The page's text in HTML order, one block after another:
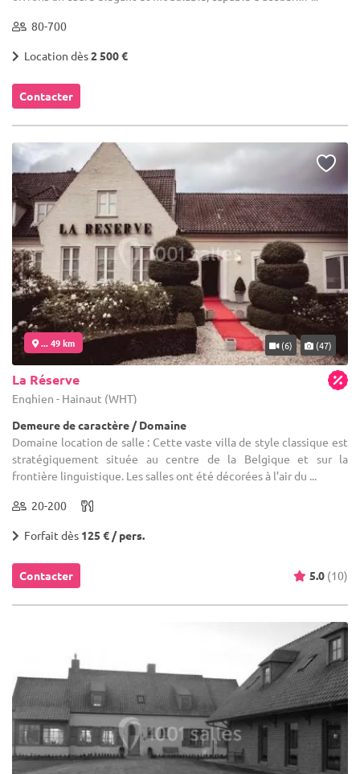
80-700
Location dès2 500 €
Contacter
... 49 km (6) (47)
La Réserve
Enghien - Hainaut (WHT)
Demeure de caractère / Domaine
Domaine location de salle : Cette vaste villa de style classique est
stratégiquement située au centre de la Belgique et sur la
frontière linguistique. Les salles ont été décorées à l’air du ...
20-200
Forfait dès 125 € / pers.
Contacter 5.0 (10)